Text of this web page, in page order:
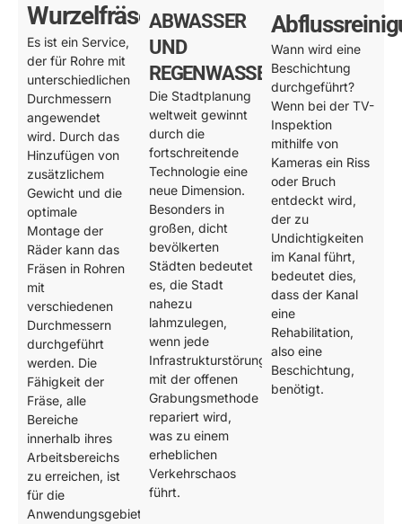
Wurzelfräsen
Es ist ein Service,
der für Rohre mit
unterschiedlichen
Durchmessern
angewendet
wird. Durch das
Hinzufügen von
zusätzlichem
Gewicht und die
optimale
Montage der
Räder kann das
Fräsen in Rohren
mit
verschiedenen
Durchmessern
durchgeführt
werden. Die
Fähigkeit der
Fräse, alle
Bereiche
innerhalb ihres
Arbeitsbereichs
zu erreichen, ist
für die
Anwendungsgebiete
ABWASSER
UND
REGENWASSER
Die Stadtplanung
weltweit gewinnt
durch die
fortschreitende
Technologie eine
neue Dimension.
Besonders in
großen, dicht
bevölkerten
Städten bedeutet
es, die Stadt
nahezu
lahmzulegen,
wenn jede
Infrastrukturstörung
mit der offenen
Grabungsmethode
repariert wird,
was zu einem
erheblichen
Verkehrschaos
führt.
Wann wird eine
Beschichtung
durchgeführt?
Wenn bei der TV-
Inspektion
mithilfe von
Kameras ein Riss
oder Bruch
entdeckt wird,
der zu
Undichtigkeiten
im Kanal führt,
bedeutet dies,
dass der Kanal
eine
Rehabilitation,
also eine
Beschichtung,
benötigt.